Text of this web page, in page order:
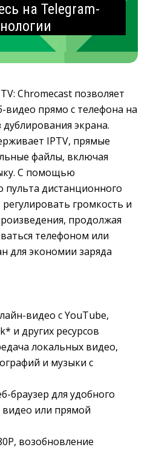
на Telegram-
Chromecast позволяет
видео прямо с телефона на
экрана.
IPTV, прямые
файлы, включая
С помощью
пульта дистанционного
громкость и
продолжая
телефоном или
для экономии заряда
видео с YouTube,
и других ресурсов
локальных видео,
и музыки с
браузер для удобного
видео или прямой
возобновление